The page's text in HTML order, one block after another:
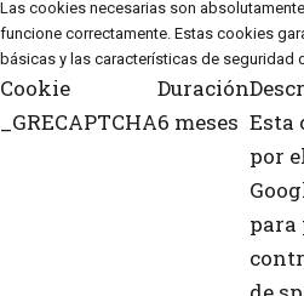
Las cookies necesarias son
funcione correctamente. Estas cookies
básicas y las características de seguridad
Cookie Duración
_GRECAPTCHA6 meses Esta
por
para